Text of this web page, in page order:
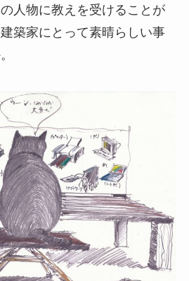
人物に教えを受けることが
築家にとって素晴らしい事